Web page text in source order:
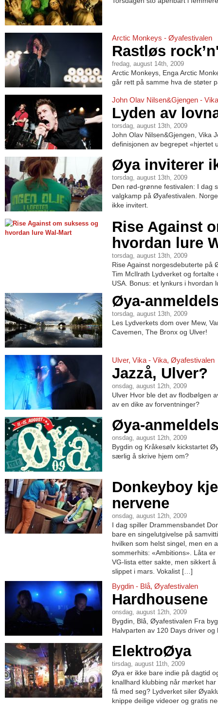
Arctic Monkeys - Øyafestivalen
Rastløs
fredag, august 14th, 2009
Arctic Monkeys, Enga Arctic
går rett på samme hva de støter
John Olav Nilsen&Gjengen -
Lyden av
torsdag, august 13th, 2009
John Olav Nilsen&Gjengen, Vika
definisjonen av begrepet «hjertet
Øya inviterer
torsdag, august 13th, 2009
Den rød-grønne festivalen: I dag
valgkamp på Øyafestivalen.
ikke invitert.
Rise Against
hvordan lure
torsdag, august 13th, 2009
Rise Against norgesdebuterte på
Tim McIlrath Lydverket og fortalte
USA. Bonus: et lynkurs i hvordan
Øya-
torsdag, august 13th, 2009
Les Lydverkets dom over Mew,
Cavemen, The Bronx og Ulver!
Ulver, Vika - Vika, Øyafestivalen
Jazzå, Ulver?
onsdag, august 12th, 2009
Ulver Hvor ble det av flodbølgen
av en dike av forventninger?
Øya-
onsdag, august 12th, 2009
Bygdin og Kråkesølv kickstartet
særlig å skrive hjem om?
Donkeyboy
nervene
onsdag, august 12th, 2009
I dag spiller Drammensbandet
bare en singelutgivelse på
hvilken som helst singel, men en
sommerhits: «Ambitions». Låta
VG-lista etter sakte, men sikkert
slippet i mars. Vokalist […]
Bygdin - Blå, Øyafestivalen
Hardhousene
onsdag, august 12th, 2009
Bygdin, Blå, Øyafestivalen Fra
Halvparten av 120 Days driver
ElektroØya
tirsdag, august 11th, 2009
Øya er ikke bare indie på dagtid
knallhard klubbing når mørket
få med seg? Lydverket siler
knippe deilige videoer og gratis